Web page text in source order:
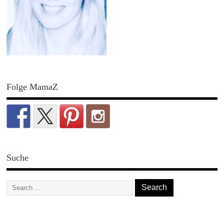
Folge MamaZ
Suche